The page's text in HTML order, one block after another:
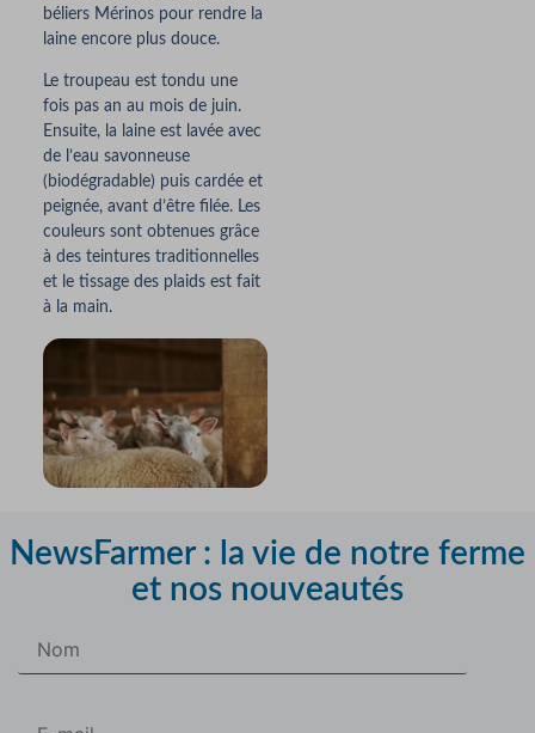
béliers Mérinos pour rendre la
laine encore plus douce.
Le troupeau est tondu une
fois pas an au mois de juin.
Ensuite, la laine est lavée avec
de l’eau savonneuse
(biodégradable) puis cardée et
peignée, avant d’être filée. Les
couleurs sont obtenues grâce
à des teintures traditionnelles
et le tissage des plaids est fait
à la main.
NewsFarmer : la vie de notre ferme
et nos nouveautés